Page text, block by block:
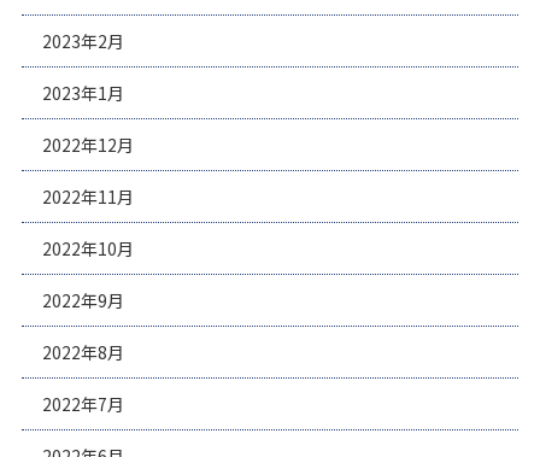
2023年2月
2023年1月
2022年12月
2022年11月
2022年10月
2022年9月
2022年8月
2022年7月